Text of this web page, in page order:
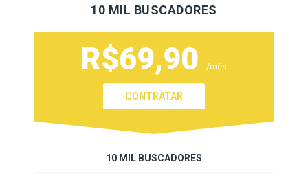
10 MIL BUSCADORES
R$69,90 /mês
CONTRATAR
10 MIL BUSCADORES